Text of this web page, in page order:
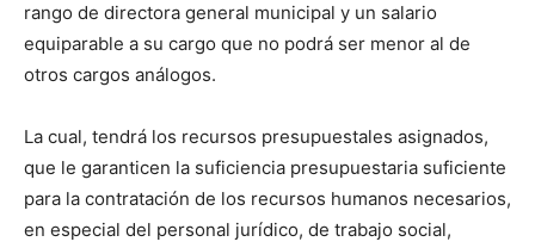
rango de directora general municipal y un salario
equiparable a su cargo que no podrá ser menor al de
otros cargos análogos.
La cual, tendrá los recursos presupuestales asignados,
que le garanticen la suficiencia presupuestaria suficiente
para la contratación de los recursos humanos necesarios,
en especial del personal jurídico, de trabajo social,